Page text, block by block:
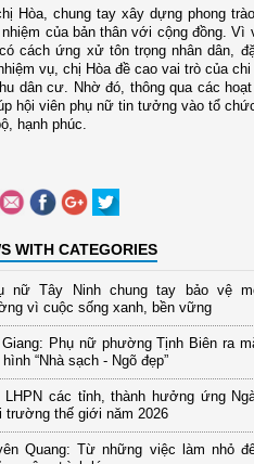
Hòa, chung tay xây dựng phong
của bản thân với cộng đồng.
cách ứng xử tôn trọng nhân dân,
vụ, chị Hòa đề cao vai trò của
dân cư. Nhờ đó, thông qua các
hội viên phụ nữ tin tưởng vào tổ
hạnh phúc.
WITH CATEGORIES
nữ Tây Ninh chung tay bảo vệ
vì cuộc sống xanh, bền vững
Phụ nữ phường Tịnh Biên ra
“Nhà sạch - Ngõ đẹp”
LHPN các tỉnh, thành hưởng ứng
trường thế giới năm 2026
Quang: Từ những việc làm nhỏ